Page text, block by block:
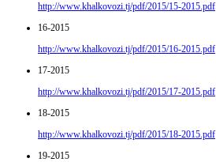
http://www.khalkovozi.tj/pdf/2015/15-2015.pdf
16-2015
http://www.khalkovozi.tj/pdf/2015/16-2015.pdf
17-2015
http://www.khalkovozi.tj/pdf/2015/17-2015.pdf
18-2015
http://www.khalkovozi.tj/pdf/2015/18-2015.pdf
19-2015